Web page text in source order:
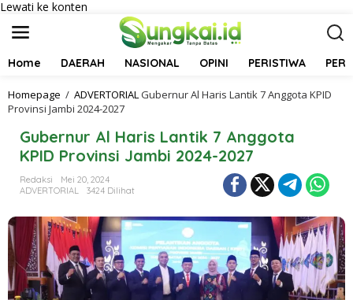
Lewati ke konten
Home DAERAH NASIONAL OPINI PERISTIWA
Homepage / ADVERTORIALGubernur Al Haris Lantik 7 Anggota KPID
Provinsi Jambi 2024-2027
Gubernur Al Haris Lantik 7 Anggota
KPID Provinsi Jambi 2024-2027
Redaksi
Mei 20, 2024
ADVERTORIAL
3424 Dilihat